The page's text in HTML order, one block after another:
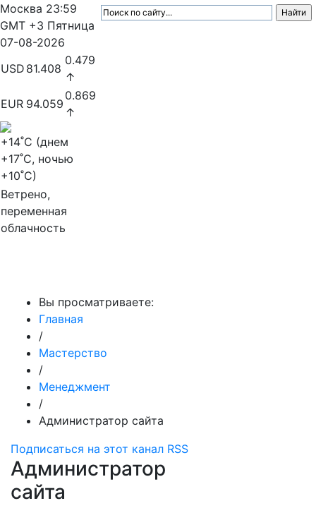
Москва 23:59
GMT +3 Пятница
07-08-2026
USD 81.408
0.479
↑
EUR 94.059
0.869
↑
+14˚C (днем
+17˚C, ночью
+10˚C)
Ветрено,
переменная
облачность
Вы просматриваете:
Главная
/
Мастерство
/
Менеджмент
/
Администратор сайта
Подписаться на этот канал RSS
Администратор
сайта